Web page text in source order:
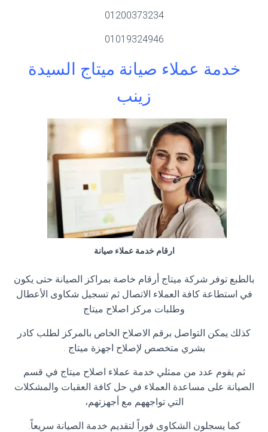
01200373234
01019324946
خدمة عملاء صيانة ميتاج السيدة
زينب
ارقام خدمة عملاء صيانة
بالطبع توفر شركة ميتاج أرقام خاصة بمراكز الصيانة حتى يكون
في استطاعة كافة العملاء الاتصال ثم تسجيل شكاوى الأعطال
وطلبات مركز اصلاح ميتاج
كذلك يمكن التواصل برقم الاصلاح الخاص بالمركز لطلب كادر
بشري متخصص لإصلاح اجهزة ميتاج .
ثم يقوم عدد من ممثلي خدمة عملاء اصلاح ميتاج في قسم
الصيانة على مساعدة العملاء في حل كافة العقبات والمشكلات
التي تواجههم مع أجهزتهم،
كما يسجلون الشكاوى فوراً لتقديم خدمة الصيانة سريعاً.